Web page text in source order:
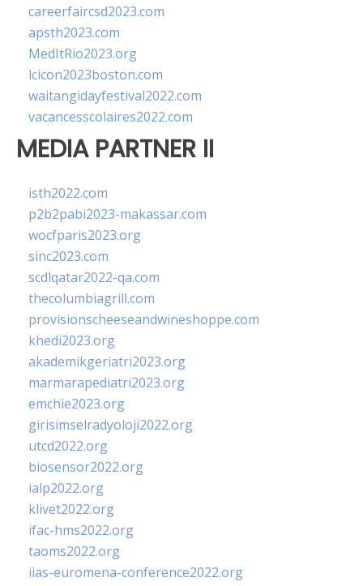
careerfaircsd2023.com
apsth2023.com
MedItRio2023.org
lcicon2023boston.com
waitangidayfestival2022.com
vacancesscolaires2022.com
MEDIA PARTNER II
isth2022.com
p2b2pabi2023-makassar.com
wocfparis2023.org
sinc2023.com
scdlqatar2022-qa.com
thecolumbiagrill.com
provisionscheeseandwineshoppe.com
khedi2023.org
akademikgeriatri2023.org
marmarapediatri2023.org
emchie2023.org
girisimselradyoloji2022.org
utcd2022.org
biosensor2022.org
ialp2022.org
klivet2022.org
ifac-hms2022.org
taoms2022.org
iias-euromena-conference2022.org